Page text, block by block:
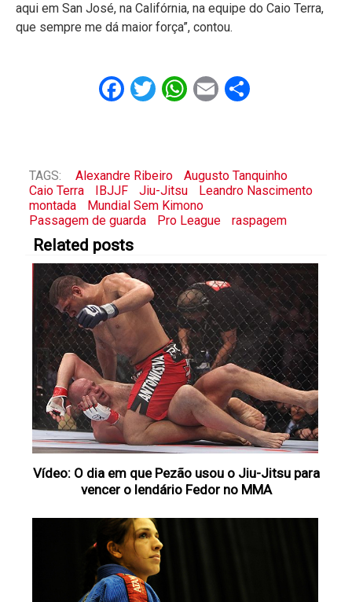
aqui em San José, na Califórnia, na equipe do Caio Terra,
que sempre me dá maior força”, contou.
Facebook
Twitter
WhatsApp
EmailShare
TAGS: Alexandre Ribeiro
Augusto Tanquinho
Caio Terra
IBJJF Jiu-Jitsu
Leandro Nascimento
montada
Mundial Sem Kimono
Passagem de guarda
Pro League raspagem
Related posts
Vídeo: O dia em que Pezão usou o Jiu-Jitsu para
vencer o lendário Fedor no MMA